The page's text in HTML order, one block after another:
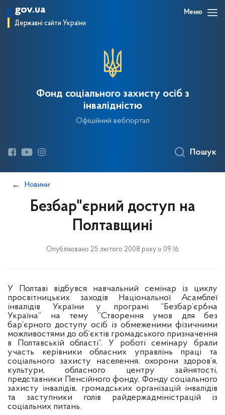
gov.ua
Державні сайти України
Меню
Фонд соціального захисту осіб з
інвалідністю
Офіційний вебпортал
Пошук
Новини
Безбар"єрний доступ на
Полтавщині
Опубліковано 25 лютого 2008 року о 09:16
У Полтаві відбувся навчальний семінар із циклу
просвітницьких заходів Національної Асамблеї
інвалідів України у програмі ”Безбар’єр6на
Україна” на тему ”Створення умов для без
бар’єрного доступу осіб із обмеженими фізичними
можливостями до об’єктів громадського призначення
в Полтавській області”. У роботі семінару брали
участь керівники обласних управлінь праці та
соціального захисту населення, охорони здоров’я,
культури, обласного центру зайнятості,
представники Пенсійного фонду, Фонду соціального
захисту інвалідів, громадських організацій інвалідів
та заступники голів райдержадміністрацій із
соціальних питань.